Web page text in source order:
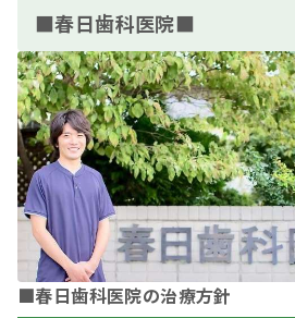
■春日歯科医院■
■春日歯科医院の治療方針